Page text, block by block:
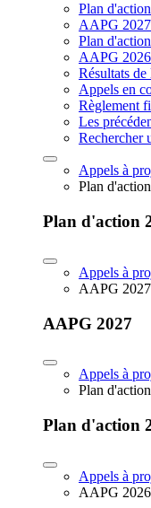
Plan
AAPG 2027
Plan
AAPG 2026
Résultats
Appels en
Règlement
Les
Rechercher
Appels à
Plan
Plan d'action
Appels à
AAPG 2027
AAPG 2027
Appels à
Plan
Plan d'action
Appels à
AAPG 2026